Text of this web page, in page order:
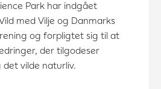
Park har indgået
med Vilje og Danmarks
og forpligtet sig til at
der tilgodeser
vilde naturliv.